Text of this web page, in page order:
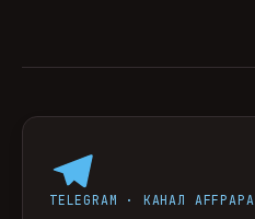
TELEGRAM · КАНАЛ AFFPAPA